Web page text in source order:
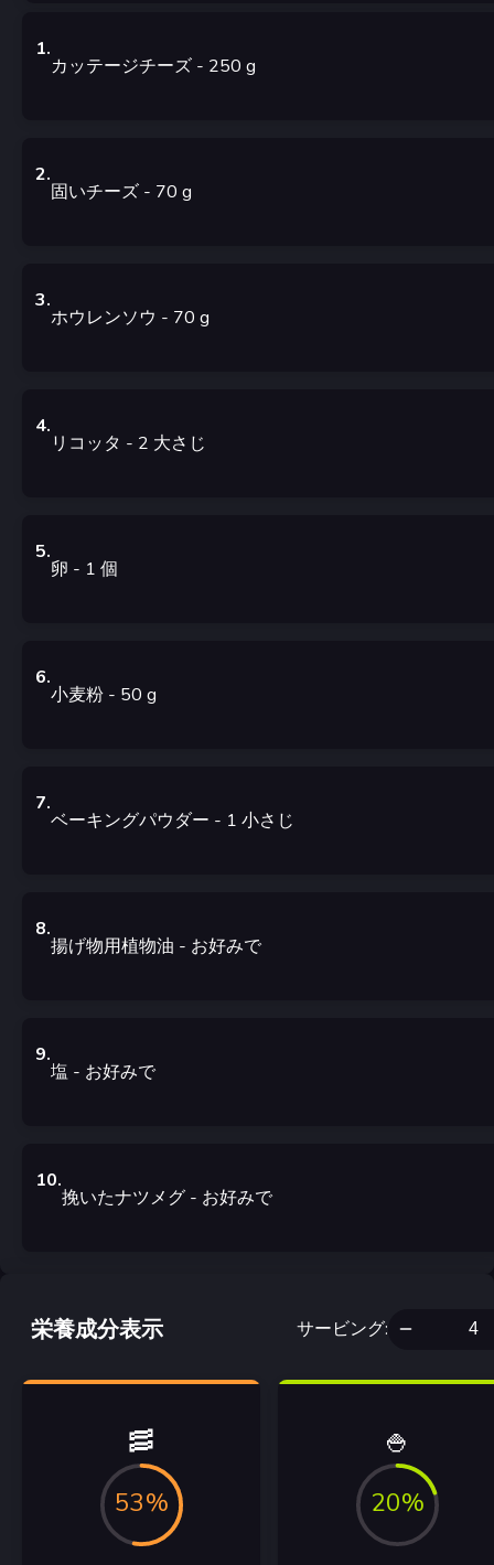
1.
カッテージチーズ - 250 g
2.
固いチーズ - 70 g
3.
ホウレンソウ - 70 g
4.
リコッタ - 2 大さじ
5.
卵 - 1 個
6.
小麦粉 - 50 g
7.
ベーキングパウダー - 1 小さじ
8.
揚げ物用植物油 - お好みで
9.
塩 - お好みで
10.
挽いたナツメグ - お好みで
栄養成分表示 サービング:
🥓
53%
🍚
20%